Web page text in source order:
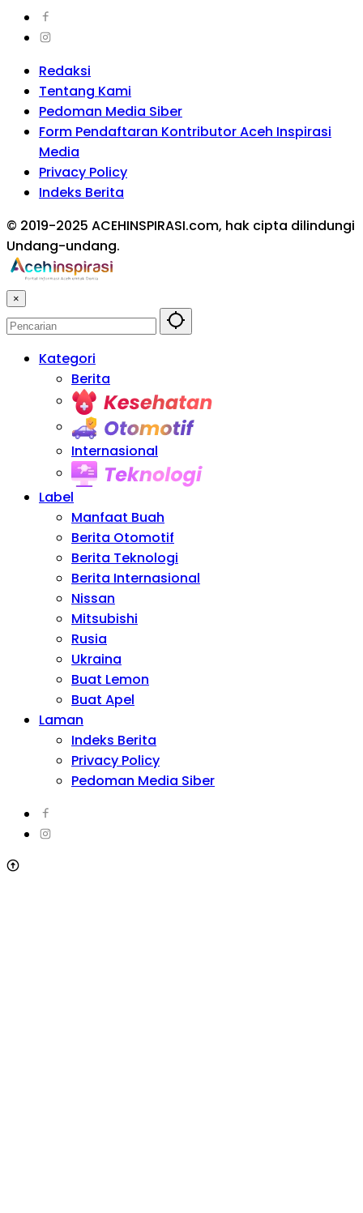
Redaksi
Tentang Kami
Pedoman Media Siber
Form Pendaftaran Kontributor Aceh Inspirasi
Media
Privacy Policy
Indeks Berita
© 2019-2025 ACEHINSPIRASI.com, hak cipta dilindungi
Undang-undang.
×
Kategori
Berita
Internasional
Label
Manfaat Buah
Berita Otomotif
Berita Teknologi
Berita Internasional
Nissan
Mitsubishi
Rusia
Ukraina
Buat Lemon
Buat Apel
Laman
Indeks Berita
Privacy Policy
Pedoman Media Siber